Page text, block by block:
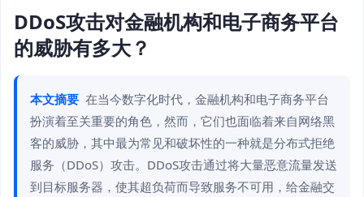
DDoS攻击对金融机构和电子商务平台
的威胁有多大？
本文摘要 在当今数字化时代，金融机构和电子商务平台
扮演着至关重要的角色，然而，它们也面临着来自网络黑
客的威胁，其中最为常见和破坏性的一种就是分布式拒绝
服务（DDoS）攻击。DDoS攻击通过将大量恶意流量发送
到目标服务器，使其超负荷而导致服务不可用，给金融交